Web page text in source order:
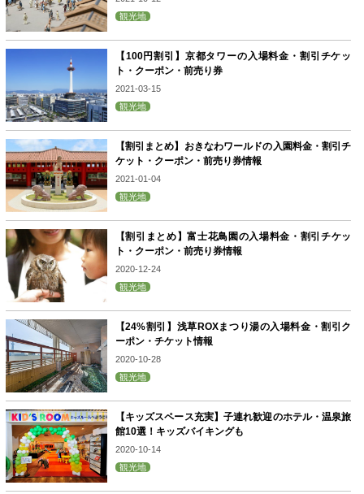
観光地
【100円割引】京都タワーの入場料金・割引チケッ
ト・クーポン・前売り券
2021-03-15
観光地
【割引まとめ】おきなわワールドの入園料金・割引チ
ケット・クーポン・前売り券情報
2021-01-04
観光地
【割引まとめ】富士花鳥園の入場料金・割引チケッ
ト・クーポン・前売り券情報
2020-12-24
観光地
【24%割引】浅草ROXまつり湯の入場料金・割引ク
ーポン・チケット情報
2020-10-28
観光地
【キッズスペース充実】子連れ歓迎のホテル・温泉旅
館10選！キッズバイキングも
2020-10-14
観光地